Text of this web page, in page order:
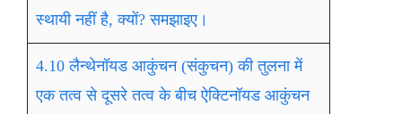
स्थायी नहीं है, क्यों? समझाइए।
4.10 लैन्थेनॉयड आकुंचन (संकुचन) की तुलना में
एक तत्व से दूसरे तत्व के बीच ऐक्टिनॉयड आकुंचन